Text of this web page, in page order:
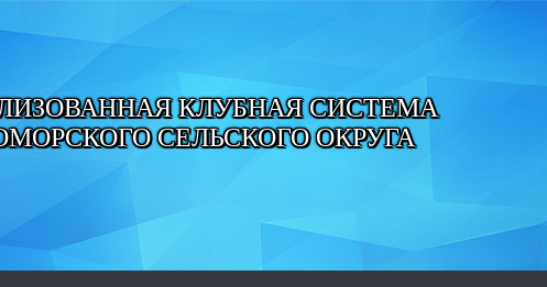
КЛУБНАЯ СИСТЕМА
СЕЛЬСКОГО ОКРУГА